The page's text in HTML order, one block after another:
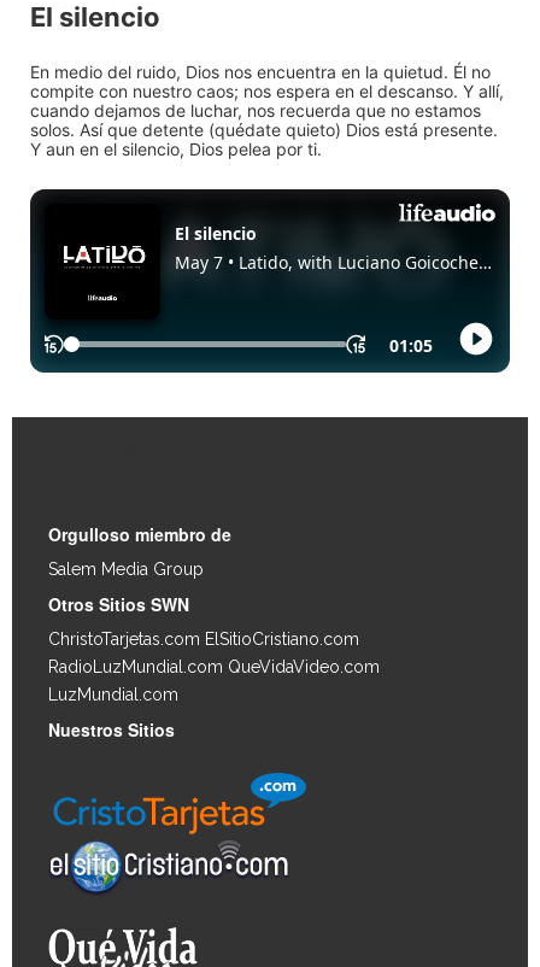
El silencio
En medio del ruido, Dios nos encuentra en la quietud. Él no
compite con nuestro caos; nos espera en el descanso. Y allí,
cuando dejamos de luchar, nos recuerda que no estamos
solos. Así que detente (quédate quieto) Dios está presente.
Y aun en el silencio, Dios pelea por ti.
Orgulloso miembro de
Salem Media Group
Otros Sitios SWN
ChristoTarjetas.com ElSitioCristiano.com
RadioLuzMundial.com QueVidaVideo.com
LuzMundial.com
Nuestros Sitios